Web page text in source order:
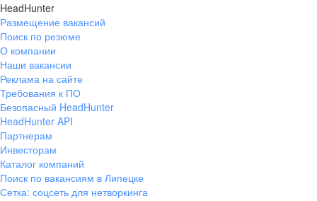
HeadHunter
Размещение вакансий
Поиск по резюме
О компании
Наши вакансии
Реклама на сайте
Требования к ПО
Безопасный HeadHunter
HeadHunter API
Партнерам
Инвесторам
Каталог компаний
Поиск по вакансиям в Липецке
Сетка: соцсеть для нетворкинга